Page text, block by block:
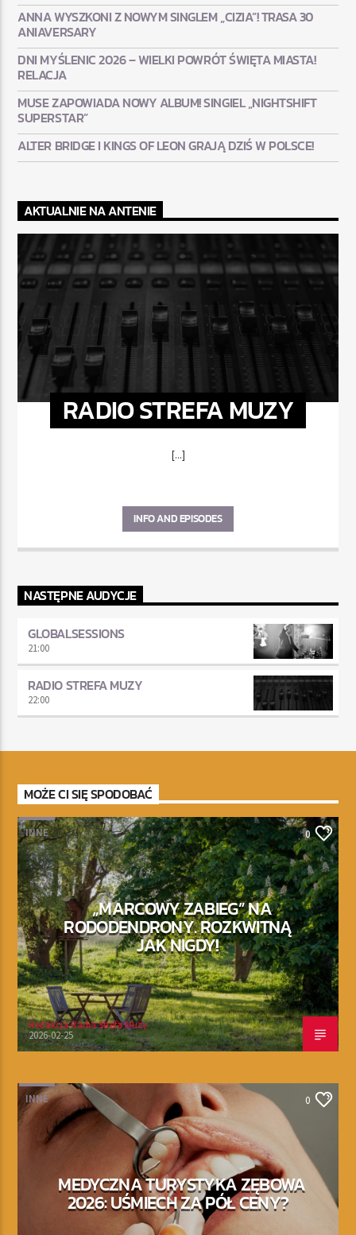
ANNA WYSZKONI Z NOWYM SINGLEM „CIZIA”! TRASA 30
ANIAVERSARY
DNI MYŚLENIC 2026 – WIELKI POWRÓT ŚWIĘTA MIASTA!
RELACJA
MUSE ZAPOWIADA NOWY ALBUM! SINGIEL „NIGHTSHIFT
SUPERSTAR”
ALTER BRIDGE I KINGS OF LEON GRAJĄ DZIŚ W POLSCE!
AKTUALNIE NA ANTENIE
RADIO STREFA MUZY
[...]
INFO AND EPISODES
NASTĘPNE AUDYCJE
GLOBALSESSIONS
21:00
RADIO STREFA MUZY
22:00
MOŻE CI SIĘ SPODOBAĆ
INNE 0
„MARCOWY ZABIEG” NA
RODODENDRONY. ROZKWITNĄ
JAK NIGDY!
Redakcja Radia Strefa Muzy
2026-02-25
INNE 0
MEDYCZNA TURYSTYKA ZĘBOWA
2026: UŚMIECH ZA PÓŁ CENY?